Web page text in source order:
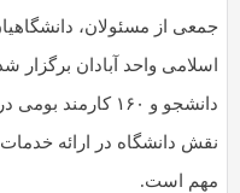
جمعی از مسئولان،
اسلامی واحد آبادان
دانشجو و ۱۶۰
نقش دانشگاه در ارائه
مهم است.